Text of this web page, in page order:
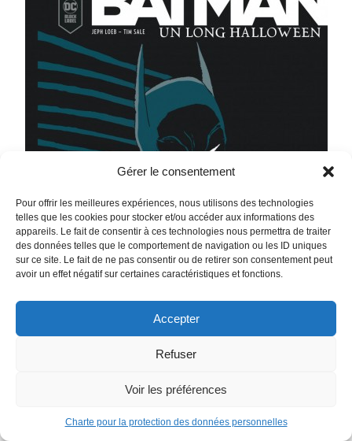
Gérer le consentement
Pour offrir les meilleures expériences, nous utilisons des technologies
telles que les cookies pour stocker et/ou accéder aux informations des
appareils. Le fait de consentir à ces technologies nous permettra de traiter
des données telles que le comportement de navigation ou les ID uniques
sur ce site. Le fait de ne pas consentir ou de retirer son consentement peut
avoir un effet négatif sur certaines caractéristiques et fonctions.
Accepter
Refuser
Voir les préférences
Charte pour la protection des données personnelles